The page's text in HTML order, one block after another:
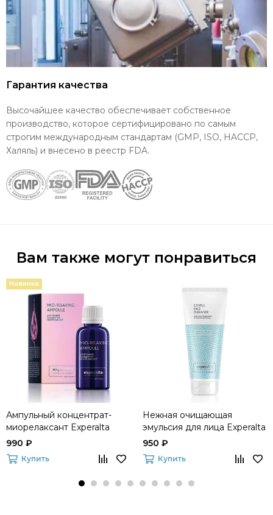
Гарантия качества
Высочайшее качество обеспечивает собственное
производство, которое сертифицировано по самым
строгим международным стандартам (GMP, ISO, HACCP,
Халяль) и внесено в реестр FDA.
Вам также могут понравиться
Новинка
Ампульный концентрат-
миорелаксант Experalta
Platinum
990 ₽
Купить
Нежная очищающая
эмульсия для лица Experalta
Biomelle
950 ₽
Купить